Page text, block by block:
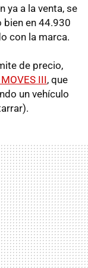
ya a la venta, se
bien en 44.930
con la marca.
de precio,
III, que
un vehículo